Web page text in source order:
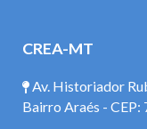
CREA-MT
Av. Historiador
Bairro Araés -